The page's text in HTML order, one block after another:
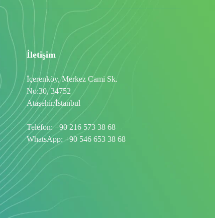
İletişim
İçerenköy, Merkez Cami Sk.
No:30, 34752
Ataşehir/İstanbul
Telefon:+90 216 573 38 68
WhatsApp:+90 546 653 38 68